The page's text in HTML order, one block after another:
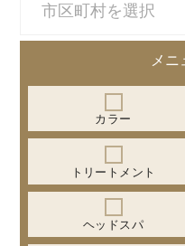
メ
カラー
トリートメント
ヘッドスパ